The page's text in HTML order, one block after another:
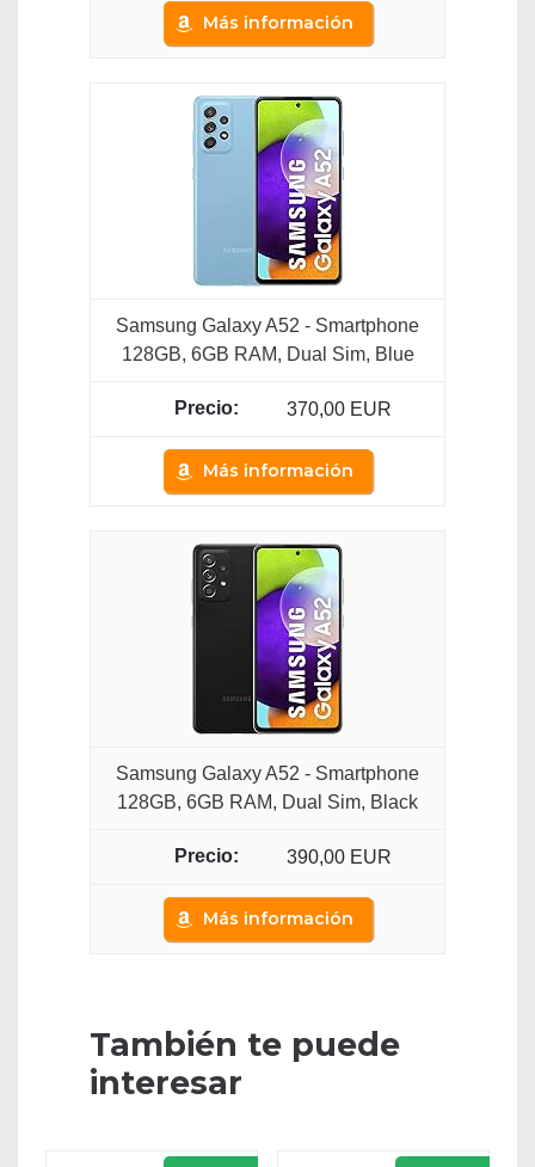
Más información
Samsung Galaxy A52 - Smartphone
128GB, 6GB RAM, Dual Sim, Blue
370,00 EUR
Más información
Samsung Galaxy A52 - Smartphone
128GB, 6GB RAM, Dual Sim, Black
390,00 EUR
Más información
También te puede
interesar